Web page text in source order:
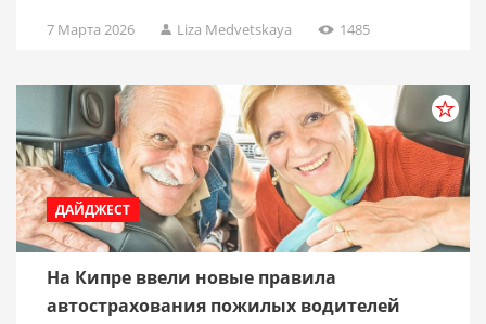
7 Марта 2026 Liza Medvetskaya 1485
ДАЙДЖЕСТ
На Кипре ввели новые правила
автострахования пожилых водителей